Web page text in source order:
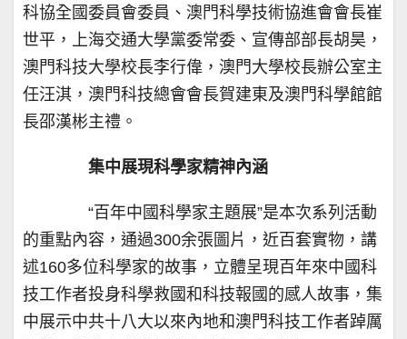
科協全國委員會委員、澳門科學技術協進會會長崔
世平，上海交通大學黨委常委、宣傳部部長胡昊，
澳門科技大學校長李行偉，澳門大學校長辦公室主
任汪淇，澳門科技總會會長賀建東及澳門科學館館
長邵漢彬主禮。
集中展現科學家精神內涵
“百年中國科學家主題展”是本次系列活動
的重點內容，通過300余張圖片，近百套實物，講
述160多位科學家的故事，立體呈現百年來中國科
技工作者投身科學救國和科技報國的感人故事，集
中展示中共十八大以來內地和澳門科技工作者踔厲